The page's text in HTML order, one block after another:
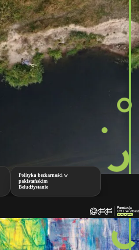
Polityka bezkarności w
pakistańskim
Beludżystanie